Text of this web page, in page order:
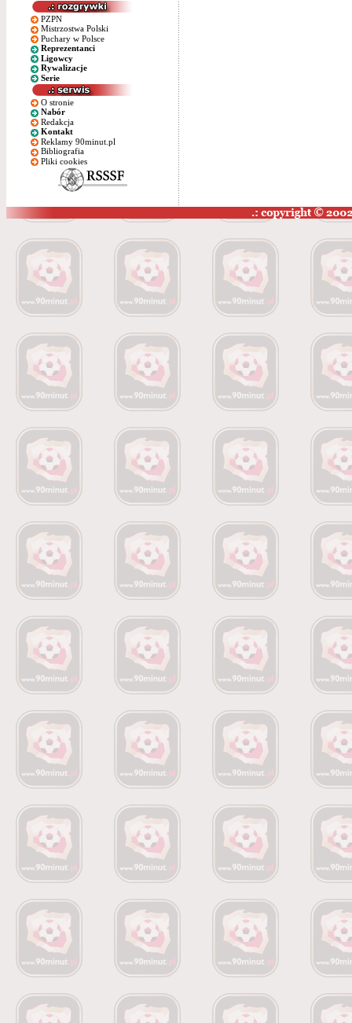
PZPN
Mistrzostwa Polski
Puchary w Polsce
Reprezentanci
Ligowcy
Rywalizacje
Serie
O stronie
Nabór
Redakcja
Kontakt
Reklamy 90minut.pl
Bibliografia
Pliki cookies